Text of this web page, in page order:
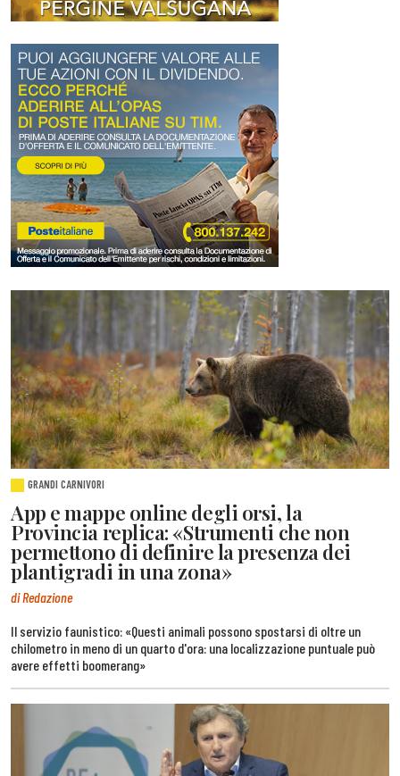
GRANDI CARNIVORI
App e mappe online degli orsi, la
Provincia replica: «Strumenti che non
permettono di definire la presenza dei
plantigradi in una zona»
di Redazione
Il servizio faunistico: «Questi animali possono spostarsi di oltre un
chilometro in meno di un quarto d'ora: una localizzazione puntuale può
avere effetti boomerang»